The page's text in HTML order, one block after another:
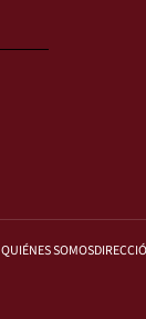
QUIÉNES SOMOS